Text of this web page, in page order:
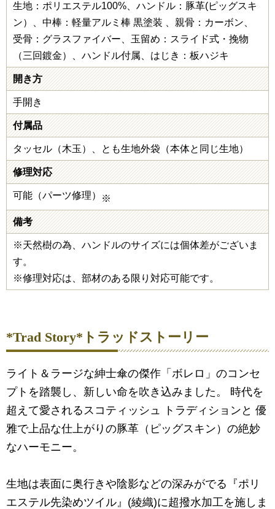
生地：ポリエステル100%、ハンドル：豚革(ピッグスキ
ン）、中棒：軽量アルミ棒 黒塗装 、親骨：カーボン、
受骨：グラスファイバー、玉留め：スライド式・挽物
（三回鍍金）、ハンドル付属、はじき：板ハジキ
開き方
手開き
付属品
タッセル（木玉）、とも生地外袋（本体と同じ生地）
修理対応
可能（パーツ修理） ※
備考
※天然樹の為、ハンドルのサイズには個体差がございま
す。
※修理対応は、部材のある限り対応可能です。
*Trad Story*トラッドストーリー
ライト＆ラージな紳士傘の傑作「ボレロ」のコンセ
プトを踏襲し、新しい命を吹き込みました。 時代を
超えて愛されるスコティッシュ トラディションと 優
雅で上品な仕上がりの豚革（ピッグスキン）の絶妙
なハーモニー。
生地は表面に奥行きや陰影などの深みがでる『ポリ
エステル先染めツイル』(綾織)に超撥水加工を施しま